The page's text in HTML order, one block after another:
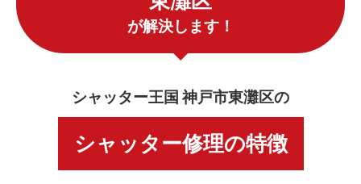
が解決します！
シャッター王国 神戸市東灘区の
シャッター修理の特徴